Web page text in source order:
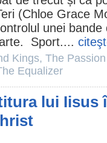
(Chloe Grace
unei
Sport....
Kings, The
Equalizer
lui Iisus